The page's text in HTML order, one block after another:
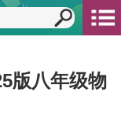
版八年级物